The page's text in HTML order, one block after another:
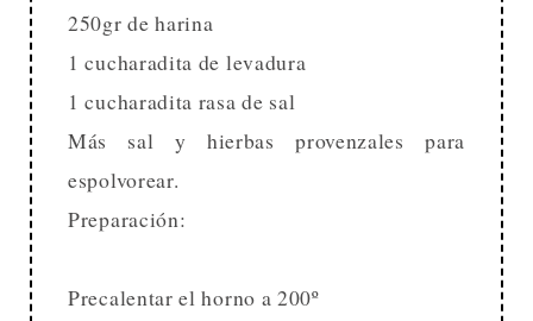
250gr de harina
1 cucharadita de levadura
1 cucharadita rasa de sal
Más sal y hierbas provenzales para
espolvorear.
Preparación:
Precalentar el horno a 200º